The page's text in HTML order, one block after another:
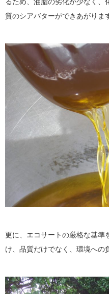
質のシアバターができあがりま
更に、エコサートの厳格な基準
け、品質だけでなく、環境への